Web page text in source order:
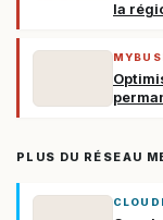
la
PLUS DU RÉSEAU